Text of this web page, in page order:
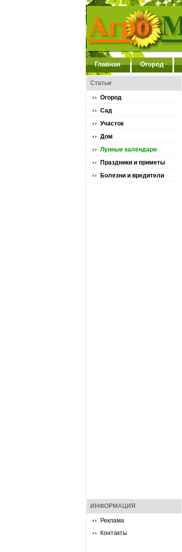
Главная Огород
Статьи
Огород
Сад
Участок
Дом
Лунные календари
Праздники и приметы
Болезни и вредители
ИНФОРМАЦИЯ
Реклама
Контакты